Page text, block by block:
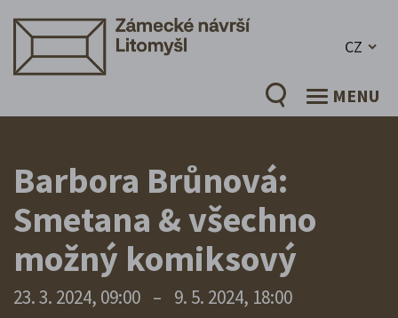
CZ
MENU
Barbora Brůnová:
Smetana & všechno
možný komiksový
23. 3. 2024, 09:00 – 9. 5. 2024, 18:00